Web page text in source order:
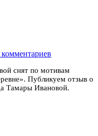
снят по мотивам
Публикуем отзыв о
Тамары Ивановой.